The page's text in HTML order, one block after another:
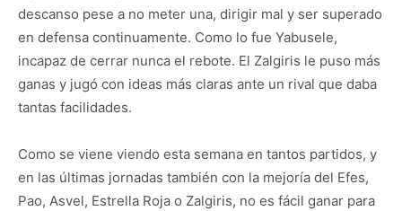
descanso pese a no meter una, dirigir mal y ser superado
en defensa continuamente. Como lo fue Yabusele,
incapaz de cerrar nunca el rebote. El Zalgiris le puso más
ganas y jugó con ideas más claras ante un rival que daba
tantas facilidades.
Como se viene viendo esta semana en tantos partidos, y
en las últimas jornadas también con la mejoría del Efes,
Pao, Asvel, Estrella Roja o Zalgiris, no es fácil ganar para